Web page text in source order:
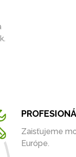
Zaisťujeme
Európe.